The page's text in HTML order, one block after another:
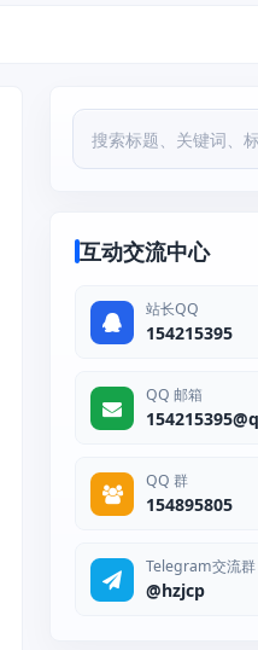
互动交流中心
站长QQ
154215395
QQ 邮箱
QQ 群
154895805
Telegram交流群
@hzjcp